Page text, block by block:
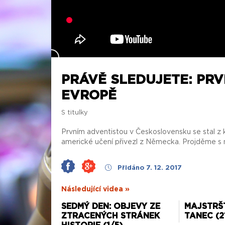
PRÁVĚ SLEDUJETE:
EVROPĚ
S titulky
Prvním adventistou v Československu se stal
americké učení přivezl z Německa. Projděme s
Přidáno 7. 12. 2017
Následující videa »
SEDMÝ DEN: OBJEVY ZE
ZTRACENÝCH STRÁNEK
TANEC